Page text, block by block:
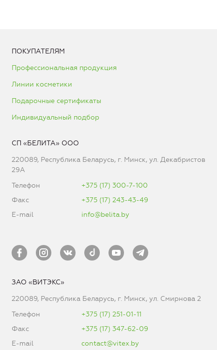
ПОКУПАТЕЛЯМ
Профессиональная продукция
Линии косметики
Подарочные сертификаты
Индивидуальный подбор
СП «БЕЛИТА» ООО
220089, Республика Беларусь, г. Минск, ул. Декабристов
29А
Телефон
+375 (17) 300-7-100
Факс
+375 (17) 243-43-49
E-mail
info@belita.by
ЗАО «ВИТЭКС»
220089, Республика Беларусь, г. Минск, ул. Смирнова 2
Телефон
+375 (17) 251-01-11
Факс
+375 (17) 347-62-09
E-mail
contact@vitex.by